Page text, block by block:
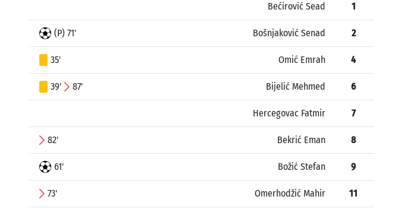
Bećirović Sead 1
(P) 71' Bošnjaković Senad 2
35' Omić Emrah 4
39' 87' Bijelić Mehmed 6
Hercegovac Fatmir 7
82' Bekrić Eman 8
61' Božić Stefan 9
73' Omerhodžić Mahir 11